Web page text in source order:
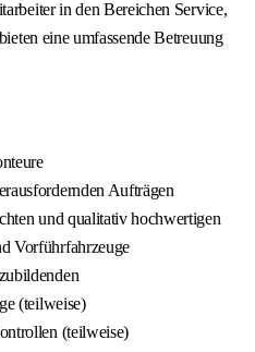
in den Bereichen Service,
eine umfassende Betreuung
Aufträgen
und qualitativ hochwertigen
Vorführfahrzeuge
(teilweise)
(teilweise)